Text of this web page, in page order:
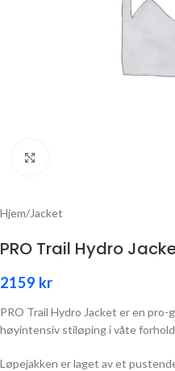
Hjem/Jacket
PRO Trail Hydro
2159 kr
PRO Trail Hydro Jacket er en
høyintensiv stiløping i våte
Løpejakken er laget av et